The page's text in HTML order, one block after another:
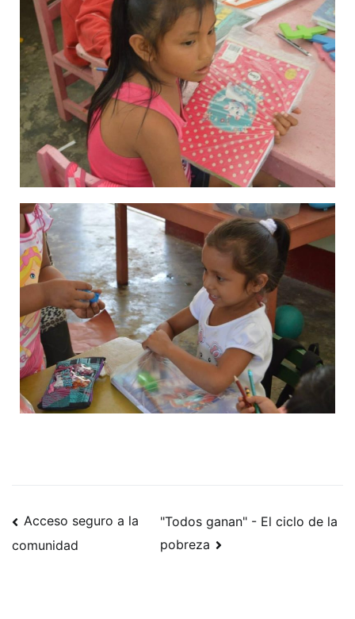
Acceso seguro a la
comunidad
"Todos ganan" - El ciclo de la
pobreza